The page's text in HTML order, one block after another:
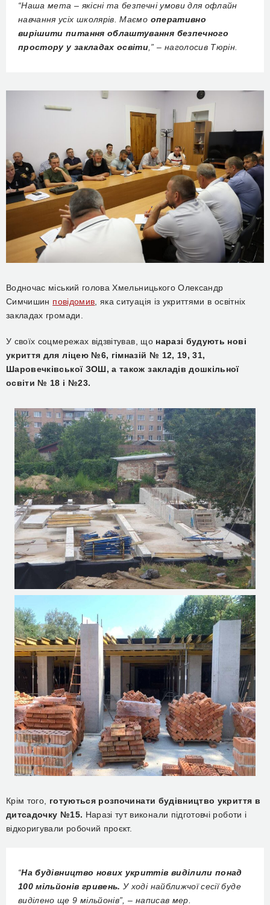
“Наша мета – якісні та безпечні умови для офлайн
навчання усіх школярів. Маємо оперативно
вирішити питання облаштування безпечного
простору у закладах освіти,” – наголосив Тюрін.
Водночас міський голова Хмельницького Олександр
Симчишин повідомив , яка ситуація із укриттями в освітніх
закладах громади.
У своїх соцмережах відзвітував, що наразі будують нові
укриття для ліцею №6, гімназій № 12, 19, 31,
Шаровечківської ЗОШ, а також закладів дошкільної
освіти № 18 і №23.
Крім того, готуються розпочинати будівництво укриття в
дитсадочку №15. Наразі тут виконали підготовчі роботи і
відкоригували робочий проєкт.
“На будівництво нових укриттів виділили понад
100 мільйонів гривень.У ході найближчої сесії буде
виділено ще 9 мільйонів”, – написав мер.